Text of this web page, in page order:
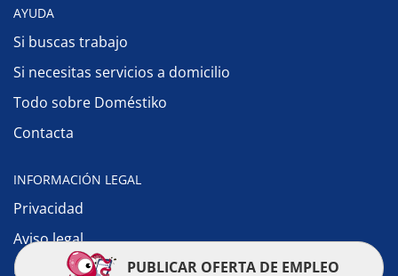
AYUDA
Si buscas trabajo
Si necesitas servicios a domicilio
Todo sobre Doméstiko
Contacta
INFORMACIÓN LEGAL
Privacidad
Aviso legal
Política de cookiesPUBLICAR OFERTA DE EMPLEO